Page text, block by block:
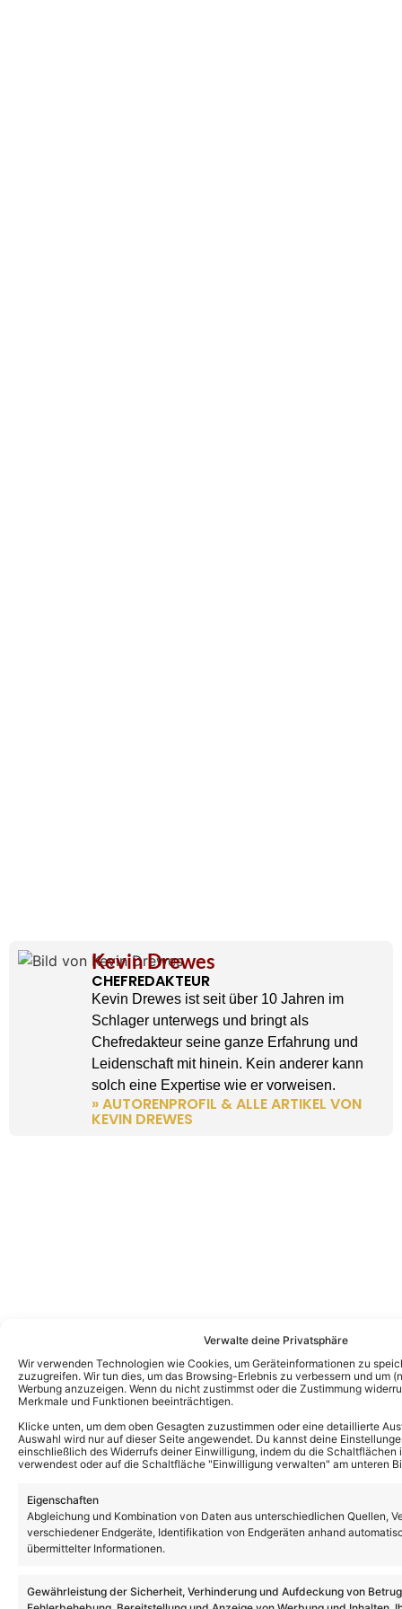
Verwalte deine Privatsphäre
Wir verwenden Technologien wie Cookies, um Geräteinformationen zu
zuzugreifen. Wir tun dies, um das Browsing-Erlebnis zu verbessern und um
Werbung anzuzeigen. Wenn du nicht zustimmst oder die Zustimmung
Merkmale und Funktionen beeinträchtigen.
Klicke unten, um dem oben Gesagten zuzustimmen oder eine detaillierte
Auswahl wird nur auf dieser Seite angewendet. Du kannst deine
einschließlich des Widerrufs deiner Einwilligung, indem du die
verwendest oder auf die Schaltfläche "Einwilligung verwalten" am unteren
Eigenschaften
Abgleichung und Kombination von Daten aus unterschiedlichen Quellen,
verschiedener Endgeräte, Identifikation von Endgeräten anhand
übermittelter Informationen.
Gewährleistung der Sicherheit, Verhinderung und Aufdeckung von
Kevin Drewes
CHEFREDAKTEUR
Kevin Drewes ist seit über 10 Jahren im
Schlager unterwegs und bringt als
Chefredakteur seine ganze Erfahrung und
Leidenschaft mit hinein. Kein anderer kann
solch eine Expertise wie er vorweisen.
» AUTORENPROFIL & ALLE ARTIKEL VON
KEVIN DREWES
Thore Schölermann steht fest! DIESES Duo